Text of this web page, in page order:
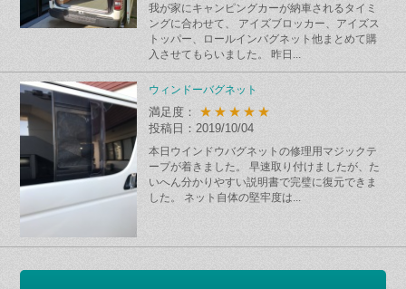
我が家にキャンピングカーが納車されるタイミ
ングに合わせて、 アイズブロッカー、アイズス
トッパー、ロールインバグネット他まとめて購
入させてもらいました。 昨日...
ウィンドーバグネット
満足度： ★★★★★
投稿日：2019/10/04
本日ウインドウバグネットの修理用マジックテ
ープが着きました。 早速取り付けましたが、た
いへん分かりやすい説明書で完璧に復元できま
した。 ネット自体の堅牢度は...